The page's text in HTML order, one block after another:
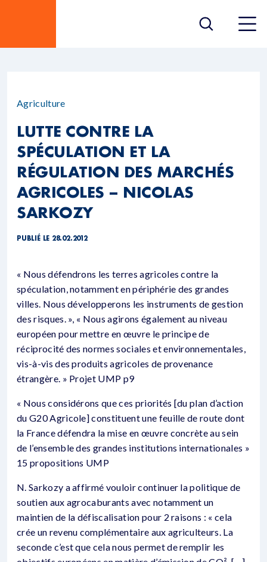
Agriculture
LUTTE CONTRE LA
SPÉCULATION ET LA
RÉGULATION DES MARCHÉS
AGRICOLES – NICOLAS
SARKOZY
PUBLIÉ LE 28.02.2012
« Nous défendrons les terres agricoles contre la
spéculation, notamment en périphérie des grandes
villes. Nous développerons les instruments de gestion
des risques. », « Nous agirons également au niveau
européen pour mettre en œuvre le principe de
réciprocité des normes sociales et environnementales,
vis-à-vis des produits agricoles de provenance
étrangère. » Projet UMP p9
« Nous considérons que ces priorités [du plan d’action
du G20 Agricole] constituent une feuille de route dont
la France défendra la mise en œuvre concrète au sein
de l’ensemble des grandes institutions internationales »
15 propositions UMP
N. Sarkozy a affirmé vouloir continuer la politique de
soutien aux agrocaburants avec notamment un
maintien de la défiscalisation pour 2 raisons : « cela
crée un revenu complémentaire aux agriculteurs. La
seconde c’est que cela nous permet de remplir les